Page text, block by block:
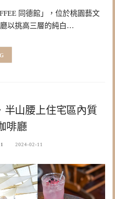
同德館」，位於桃園藝文
以挑高三層的純白…
半山腰上住宅區內質
啡廳
2024-02-11